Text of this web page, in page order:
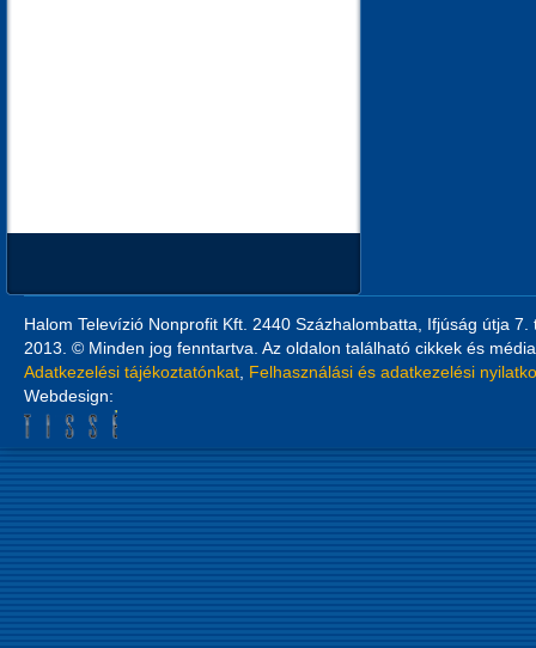
Halom Televízió Nonprofit Kft. 2440 Százhalombatta, Ifjúság útja
2013. © Minden jog fenntartva. Az oldalon található cikkek és
Adatkezelési tájékoztatónkat Felhasználási és adatkezelési
Webdesign: